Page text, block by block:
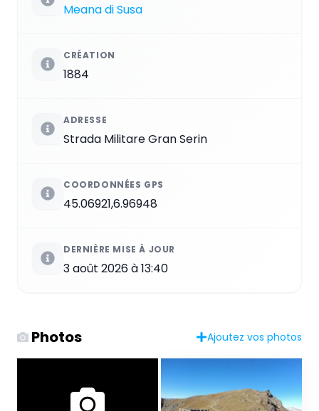
Meana di Susa
CRÉATION
1884
ADRESSE
Strada Militare Gran Serin
COORDONNÉES GPS
45.06921,6.96948
DERNIÈRE MISE À JOUR
3 août 2026 à 13:40
Photos Ajoutez vos photos